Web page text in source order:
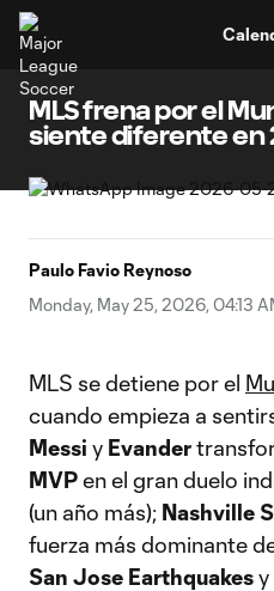
MLS frena por el
siente diferente en
Paulo Favio Reynoso
Monday, May 25, 2026, 04:13
MLS se detiene por el
cuando empieza a
Messi y Evander
MVPen el gran duelo
(un año más); Nashville
fuerza más dominante
San Jose Earthquakesy